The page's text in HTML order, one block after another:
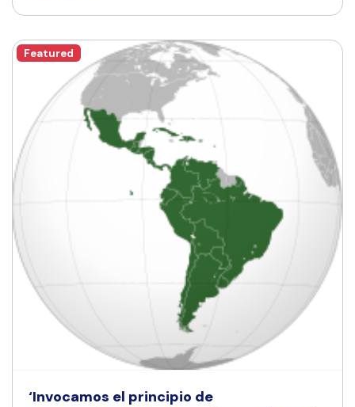
Featured
‘Invocamos el principio de